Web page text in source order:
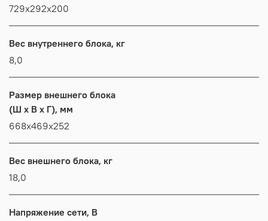
729х292х200
Вес внутреннего блока, кг
8,0
Размер внешнего блока
(Ш x В x Г), мм
668х469х252
Вес внешнего блока, кг
18,0
Напряжение сети, В